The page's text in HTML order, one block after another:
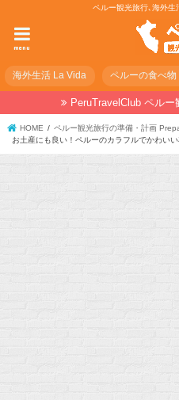
ペルー観光旅行､海外生
menu
海外生活 La Vida ペルーの食べ
PeruTravelClub ペル
HOME ペルー観光旅行の準備・計画
お土産にも良い！ペルーのカラフルでかわい